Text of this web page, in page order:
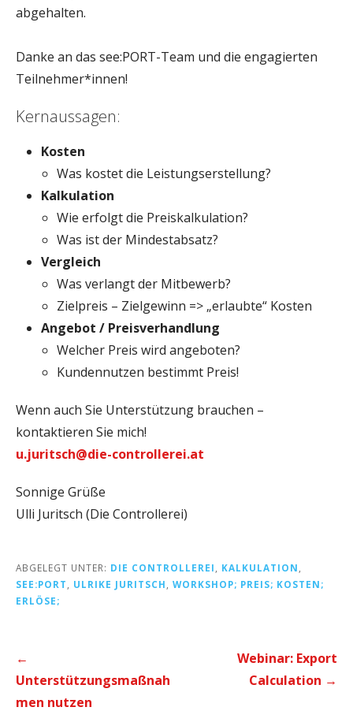
abgehalten.
Danke an das see:PORT-Team und die engagierten
Teilnehmer*innen!
Kernaussagen:
Kosten
Was kostet die Leistungserstellung?
Kalkulation
Wie erfolgt die Preiskalkulation?
Was ist der Mindestabsatz?
Vergleich
Was verlangt der Mitbewerb?
Zielpreis – Zielgewinn => „erlaubte“ Kosten
Angebot / Preisverhandlung
Welcher Preis wird angeboten?
Kundennutzen bestimmt Preis!
Wenn auch Sie Unterstützung brauchen –
kontaktieren Sie mich!
u.juritsch@die-controllerei.at
Sonnige Grüße
Ulli Juritsch (Die Controllerei)
ABGELEGT UNTER: DIE CONTROLLEREI KALKULATION
SEE:PORT
ULRIKE JURITSCH
WORKSHOP; PREIS; KOSTEN;
ERLÖSE;
Beitrags-
Navigation
←
Unterstützungsmaßnah
men nutzen
Webinar: Export
Calculation →